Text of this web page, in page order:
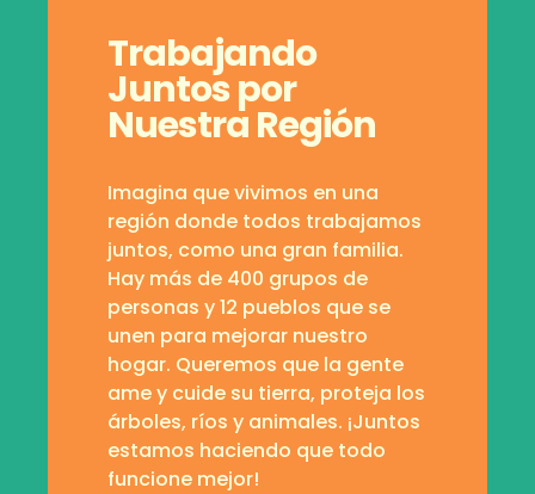
Trabajando
Juntos por
Nuestra Región
Imagina que vivimos en una
región donde todos trabajamos
juntos, como una gran familia.
Hay más de 400 grupos de
personas y 12 pueblos que se
unen para mejorar nuestro
hogar. Queremos que la gente
ame y cuide su tierra, proteja los
árboles, ríos y animales. ¡Juntos
estamos haciendo que todo
funcione mejor!